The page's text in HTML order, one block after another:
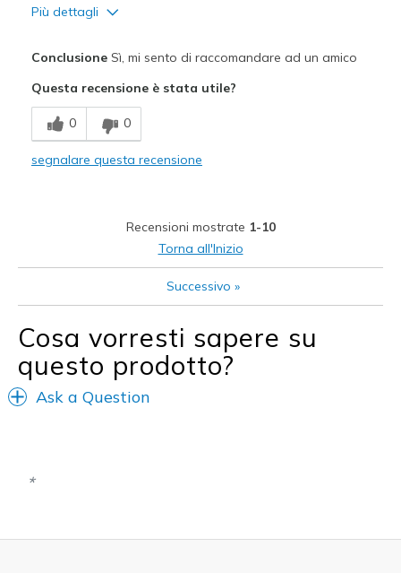
Più dettagli
Exactly like my first pair, so I bought another!
Migliori Utilizzi:
Casual Wear
Feels true to width
Sizing
Feels true to size
Shoes are for Wearing
ConclusioneSì, mi sento di raccomandare ad un amico
Questa recensione è stata utile?
0 0
segnalare questa recensione
Recensioni mostrate 1-10
Torna all'Inizio
Successivo »
Cosa vorresti sapere su
questo prodotto?
Ask a Question